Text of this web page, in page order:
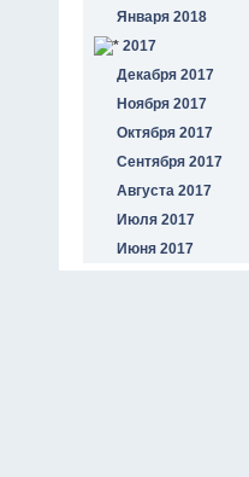
Января 2018
2017
Декабря 2017
Ноября 2017
Октября 2017
Сентября 2017
Августа 2017
Июля 2017
Июня 2017